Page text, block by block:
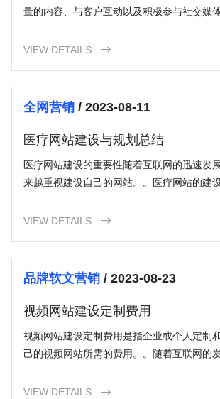
量的内容、与客户互动以及积极参与社交媒
多的业务和口碑传播。
VIEW DETAILS 
全网营销/ 2023-08-11
医疗网站建设与规划总结
医疗网站建设的重要性随着互联网的迅速发
来越重视建设自己的网站。。医疗网站的建
VIEW DETAILS 
品牌软文营销/ 2023-08-23
视频网站建设定制费用
视频网站建设定制费用是指企业或个人定制
己的视频网站所需的费用。。随着互联网的
VIEW DETAILS 